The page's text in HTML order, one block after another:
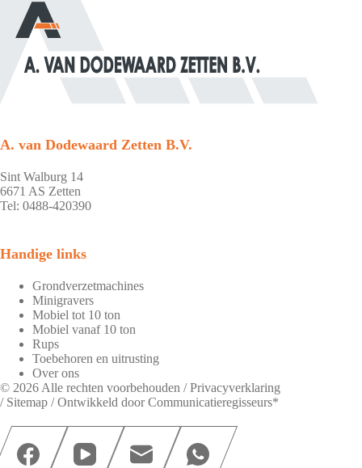
A. van Dodewaard Zetten B.V.
Sint Walburg 14
6671 AS Zetten
Tel: 0488-420390
Handige links
Grondverzetmachines
Minigravers
Mobiel tot 10 ton
Mobiel vanaf 10 ton
Rups
Toebehoren en uitrusting
Over ons
© 2026 Alle rechten voorbehouden /Privacyverklaring
/ Sitemap / Ontwikkeld doorCommunicatieregisseurs*